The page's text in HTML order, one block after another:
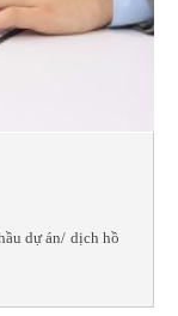
dự án/ dịch hồ